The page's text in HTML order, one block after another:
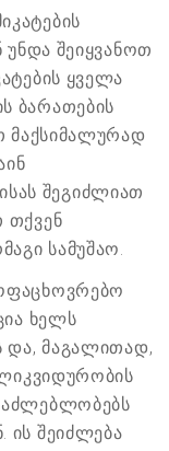
უნდა შეიყვანოთ
ყველა
ბარათების
მაქსიმალურად
შეგიძლიათ
თქვენ
სამუშაო.
ხელს
და, მაგალითად,
ის შეიძლება